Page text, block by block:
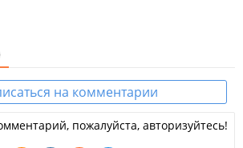
и тактильные индикаторы (бетон,
металл);
откидные, пороговые);
для инвалидов (зеркала,
подъемники для бассейна и
на комментарии
пожалуйста, авторизуйтесь!